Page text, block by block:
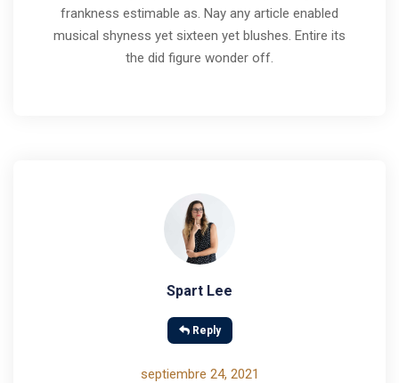
frankness estimable as. Nay any article enabled
musical shyness yet sixteen yet blushes. Entire its
the did figure wonder off.
Spart Lee
Reply
septiembre 24, 2021